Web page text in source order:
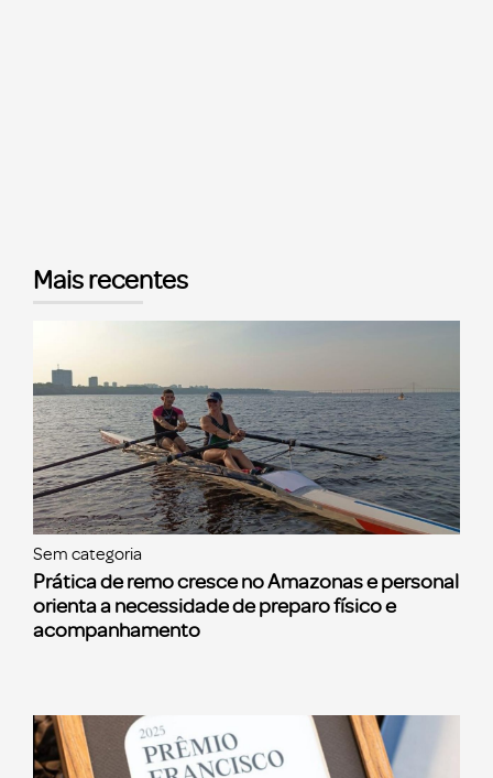
Mais recentes
Sem categoria
Prática de remo cresce no Amazonas e personal
orienta a necessidade de preparo físico e
acompanhamento